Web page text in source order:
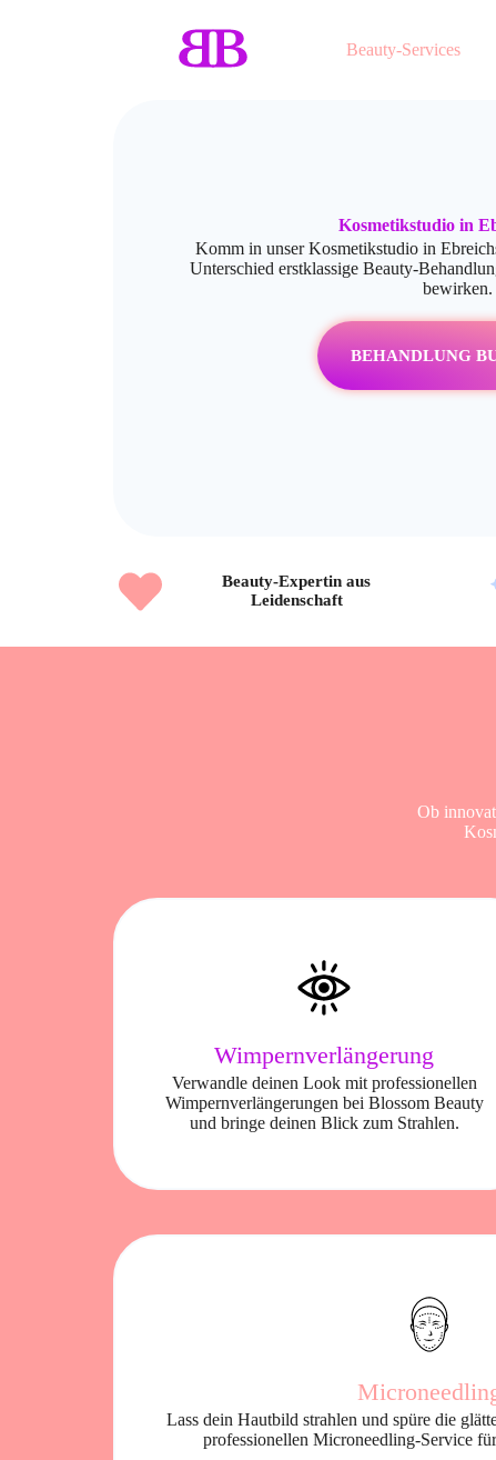
Beauty-Services
Kosmetikstudio in
Komm in unser Kosmetikstudio in
Unterschied erstklassige Beauty-
bewirken.
BEHANDLUNG
Beauty-Expertin aus
Leidenschaft
Ob
Wimpernverlängerung
Verwandle deinen Look mit professionellen
Wimpernverlängerungen bei Blossom Beauty
und bringe deinen Blick zum Strahlen.
Lass dein Hautbild strahlen und spüre die
professionellen Microneedling-Service